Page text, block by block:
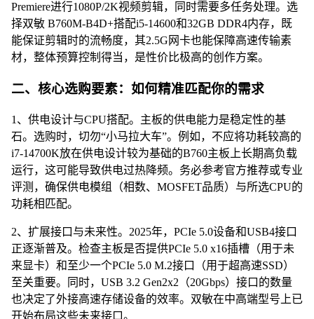
Premiere进行1080P/2K视频剪辑，同时需要多任务处理。选
择双敏 B760M-B4D+搭配i5-14600和32GB DDR4内存，既
能保证剪辑时的流畅度，其2.5G网卡也能保障高速传输素
材，整体预算控制得当，是性价比极高的创作方案。
二、核心选购要素：如何精准匹配你的需求
1、供电设计与CPU搭配。主板的供电能力是稳定性的基
石。选购时，切勿“小马拉大车”。例如，不应将功耗较高的
i7-14700K放在供电设计较为基础的B760主板上长期高负载
运行，这可能导致供电过热降频。务必参考官方推荐或专业
评测，确保供电模组（相数、MOSFET品质）与所选CPU的
功耗相匹配。
2、扩展接口与未来性。2025年，PCIe 5.0设备和USB4接口
正逐渐普及。检查主板是否提供PCIe 5.0 x16插槽（用于未
来显卡）和至少一个PCIe 5.0 M.2接口（用于超高速SSD）
至关重要。同时，USB 3.2 Gen2x2（20Gbps）接口的数量
也决定了外接高速存储设备的效率。双敏在中高端型号上已
开始布局这些未来接口。